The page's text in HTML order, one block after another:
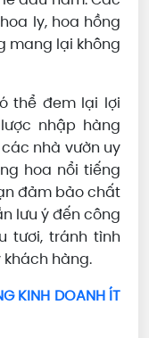
ly, hoa hồng
mang lại không
thể đem lại lợi
nhập hàng
nhà vườn uy
hoa nổi tiếng
đảm bảo chất
lưu ý đến công
tươi, tránh tình
hàng.
KINH DOANH ÍT